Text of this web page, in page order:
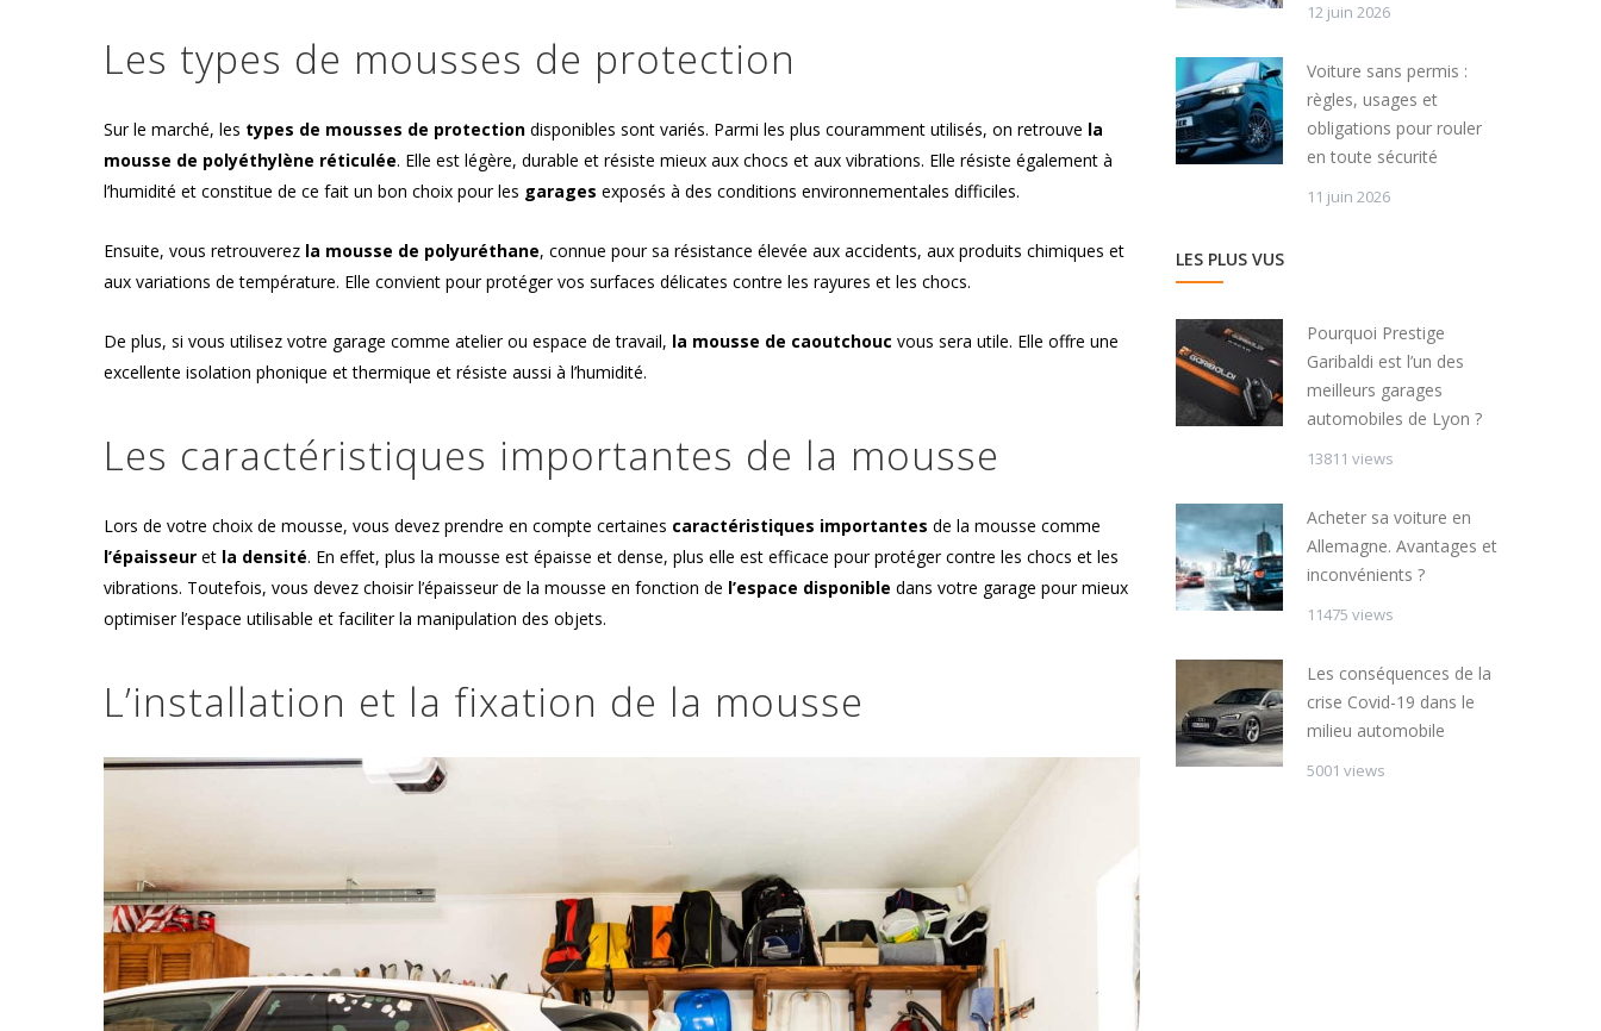
Les types de mousses de protection
Sur le marché, les types de mousses de protection disponibles sont variés. Parmi les plus couramment utilisés, on retrouve la
mousse de polyéthylène réticulée. Elle est légère, durable et résiste mieux aux chocs et aux vibrations. Elle résiste également à
l’humidité et constitue de ce fait un bon choix pour les garages exposés à des conditions environnementales difficiles.
Ensuite, vous retrouverez la mousse de polyuréthane, connue pour sa résistance élevée aux accidents, aux produits chimiques et
aux variations de température. Elle convient pour protéger vos surfaces délicates contre les rayures et les chocs.
De plus, si vous utilisez votre garage comme atelier ou espace de travail, la mousse de caoutchouc vous sera utile. Elle offre une
excellente isolation phonique et thermique et résiste aussi à l’humidité.
Les caractéristiques importantes de la mousse
Lors de votre choix de mousse, vous devez prendre en compte certaines caractéristiques importantes de la mousse comme
l’épaisseur et la densité. En effet, plus la mousse est épaisse et dense, plus elle est efficace pour protéger contre les chocs et les
vibrations. Toutefois, vous devez choisir l’épaisseur de la mousse en fonction de l’espace disponible dans votre garage pour mieux
optimiser l’espace utilisable et faciliter la manipulation des objets.
L’installation et la fixation de la mousse
12 juin 2026
Voiture sans permis :
règles, usages et
obligations pour rouler
en toute sécurité
11 juin 2026
LES PLUS VUS
Pourquoi Prestige
Garibaldi est l’un des
meilleurs garages
automobiles de Lyon ?
13811 views
Acheter sa voiture en
Allemagne. Avantages et
inconvénients ?
11475 views
Les conséquences de la
crise Covid-19 dans le
milieu automobile
5001 views